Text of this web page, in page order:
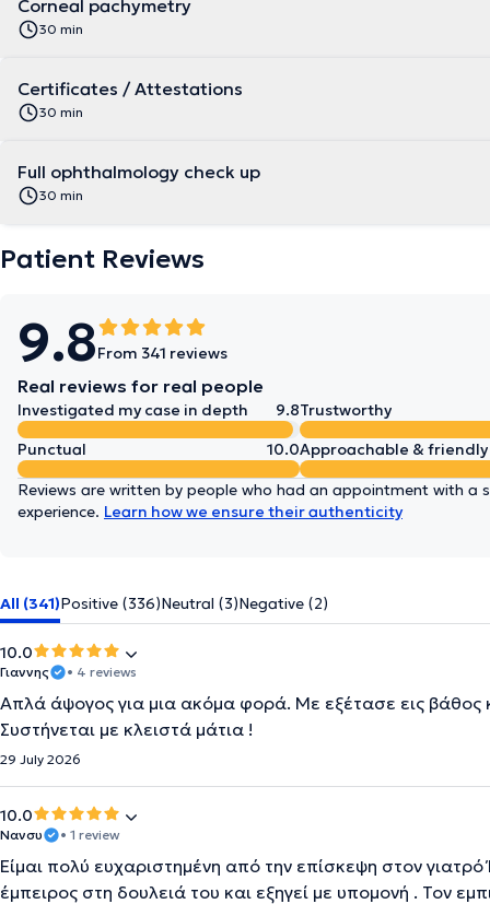
Corneal pachymetry
30 min
Certificates / Attestations
30 min
Full ophthalmology check up
30 min
Patient Reviews
9.8From 341 reviews
Real reviews for real people
Investigated my case in depth 9.8Trustworthy
Punctual
10.0Approachable & friendly
Reviews are written by people who had an appointment with a
experience. Learn how we ensure their authenticity
All (341)Positive (336)Neutral (3)Negative (2)
10.0
Γιαννης • 4 reviews
Απλά άψογος για μια ακόμα φορά. Με εξέτασε εις
Συστήνεται με κλειστά μάτια !
29 July 2026
10.0
Νανσυ • 1 review
Είμαι πολύ ευχαριστημένη από την επίσκεψη στον
έμπειρος στη δουλειά του και εξηγεί με υπομονή . Τον